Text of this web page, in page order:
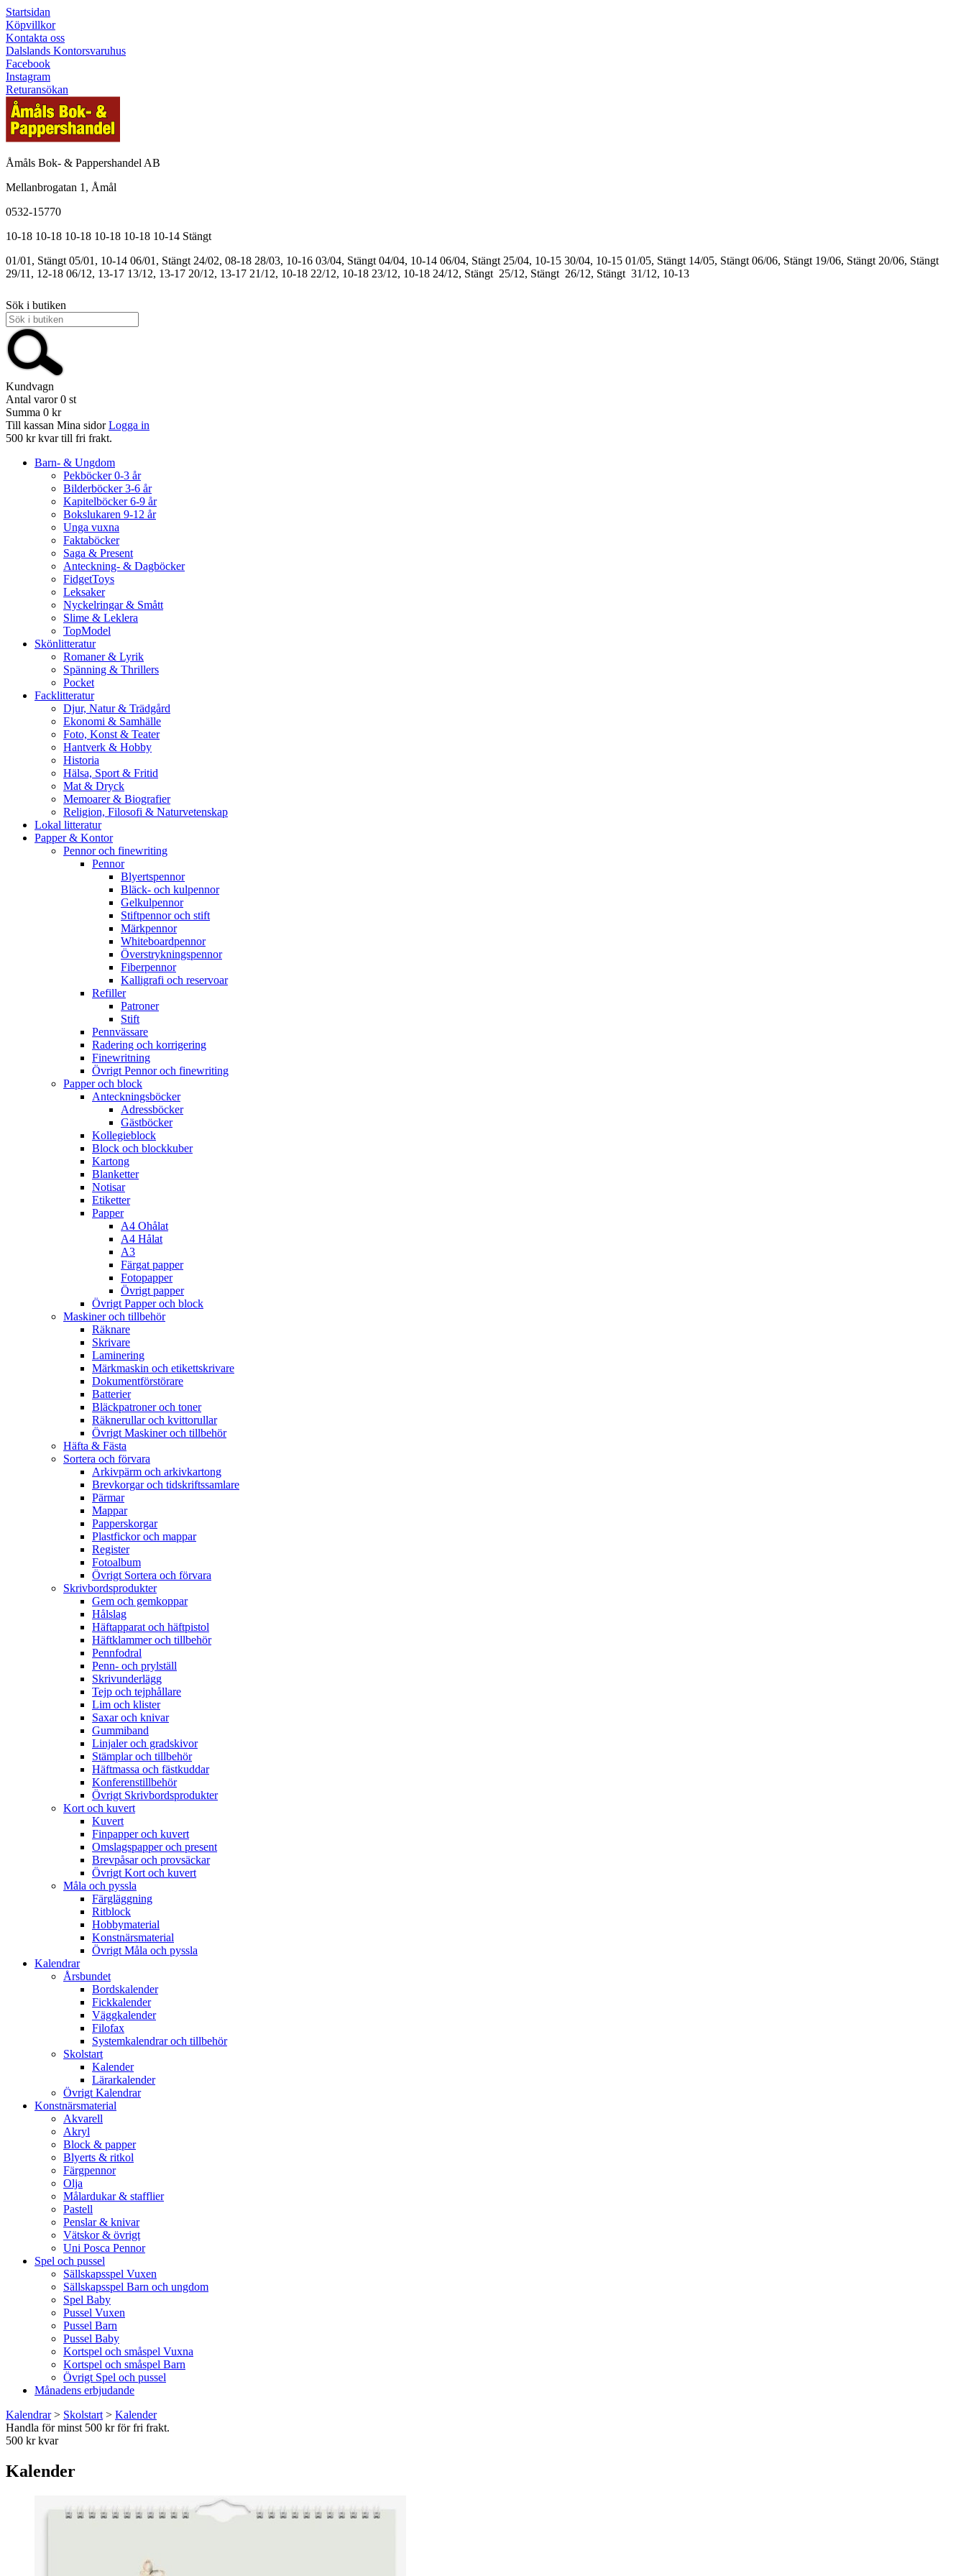
Startsidan
Köpvillkor
Kontakta oss
Dalslands Kontorsvaruhus
Facebook
Instagram
Returansökan
Åmåls Bok- & Pappershandel AB
Mellanbrogatan 1, Åmål
0532-15770
10-18 10-18 10-18 10-18 10-18 10-14 Stängt
01/01, Stängt 05/01, 10-14 06/01, Stängt 24/02, 08-18 28/03, 10-16 03/04, Stängt 04/04, 10-14 06/04, Stängt 25/04, 10-15 30/04, 10-15 01/05, Stängt 14/05, Stängt 06/06, Stängt 19/06, Stängt 20/06, Stängt
29/11, 12-18 06/12, 13-17 13/12, 13-17 20/12, 13-17 21/12, 10-18 22/12, 10-18 23/12, 10-18 24/12, Stängt 25/12, Stängt 26/12, Stängt 31/12, 10-13
Sök i butiken
Kundvagn
Antal varor 0 st
Summa 0 kr
Till kassan Mina sidor Logga in
500 kr kvar till fri frakt.
Barn- & Ungdom
Pekböcker 0-3 år
Bilderböcker 3-6 år
Kapitelböcker 6-9 år
Bokslukaren 9-12 år
Unga vuxna
Faktaböcker
Saga & Present
Anteckning- & Dagböcker
FidgetToys
Leksaker
Nyckelringar & Smått
Slime & Leklera
TopModel
Skönlitteratur
Romaner & Lyrik
Spänning & Thrillers
Pocket
Facklitteratur
Djur, Natur & Trädgård
Ekonomi & Samhälle
Foto, Konst & Teater
Hantverk & Hobby
Historia
Hälsa, Sport & Fritid
Mat & Dryck
Memoarer & Biografier
Religion, Filosofi & Naturvetenskap
Lokal litteratur
Papper & Kontor
Pennor och finewriting
Pennor
Blyertspennor
Bläck- och kulpennor
Gelkulpennor
Stiftpennor och stift
Märkpennor
Whiteboardpennor
Överstrykningspennor
Fiberpennor
Kalligrafi och reservoar
Refiller
Patroner
Stift
Pennvässare
Radering och korrigering
Finewritning
Övrigt Pennor och finewriting
Papper och block
Anteckningsböcker
Adressböcker
Gästböcker
Kollegieblock
Block och blockkuber
Kartong
Blanketter
Notisar
Etiketter
Papper
A4 Ohålat
A4 Hålat
A3
Färgat papper
Fotopapper
Övrigt papper
Övrigt Papper och block
Maskiner och tillbehör
Räknare
Skrivare
Laminering
Märkmaskin och etikettskrivare
Dokumentförstörare
Batterier
Bläckpatroner och toner
Räknerullar och kvittorullar
Övrigt Maskiner och tillbehör
Häfta & Fästa
Sortera och förvara
Arkivpärm och arkivkartong
Brevkorgar och tidskriftssamlare
Pärmar
Mappar
Papperskorgar
Plastfickor och mappar
Register
Fotoalbum
Övrigt Sortera och förvara
Skrivbordsprodukter
Gem och gemkoppar
Hålslag
Häftapparat och häftpistol
Häftklammer och tillbehör
Pennfodral
Penn- och prylställ
Skrivunderlägg
Tejp och tejphållare
Lim och klister
Saxar och knivar
Gummiband
Linjaler och gradskivor
Stämplar och tillbehör
Häftmassa och fästkuddar
Konferenstillbehör
Övrigt Skrivbordsprodukter
Kort och kuvert
Kuvert
Finpapper och kuvert
Omslagspapper och present
Brevpåsar och provsäckar
Övrigt Kort och kuvert
Måla och pyssla
Färgläggning
Ritblock
Hobbymaterial
Konstnärsmaterial
Övrigt Måla och pyssla
Kalendrar
Årsbundet
Bordskalender
Fickkalender
Väggkalender
Filofax
Systemkalendrar och tillbehör
Skolstart
Kalender
Lärarkalender
Övrigt Kalendrar
Konstnärsmaterial
Akvarell
Akryl
Block & papper
Blyerts & ritkol
Färgpennor
Olja
Målardukar & stafflier
Pastell
Penslar & knivar
Vätskor & övrigt
Uni Posca Pennor
Spel och pussel
Sällskapsspel Vuxen
Sällskapsspel Barn och ungdom
Spel Baby
Pussel Vuxen
Pussel Barn
Pussel Baby
Kortspel och småspel Vuxna
Kortspel och småspel Barn
Övrigt Spel och pussel
Månadens erbjudande
Kalendrar> Skolstart > Kalender
Handla för minst 500 kr för fri frakt.
500 kr kvar
Kalender